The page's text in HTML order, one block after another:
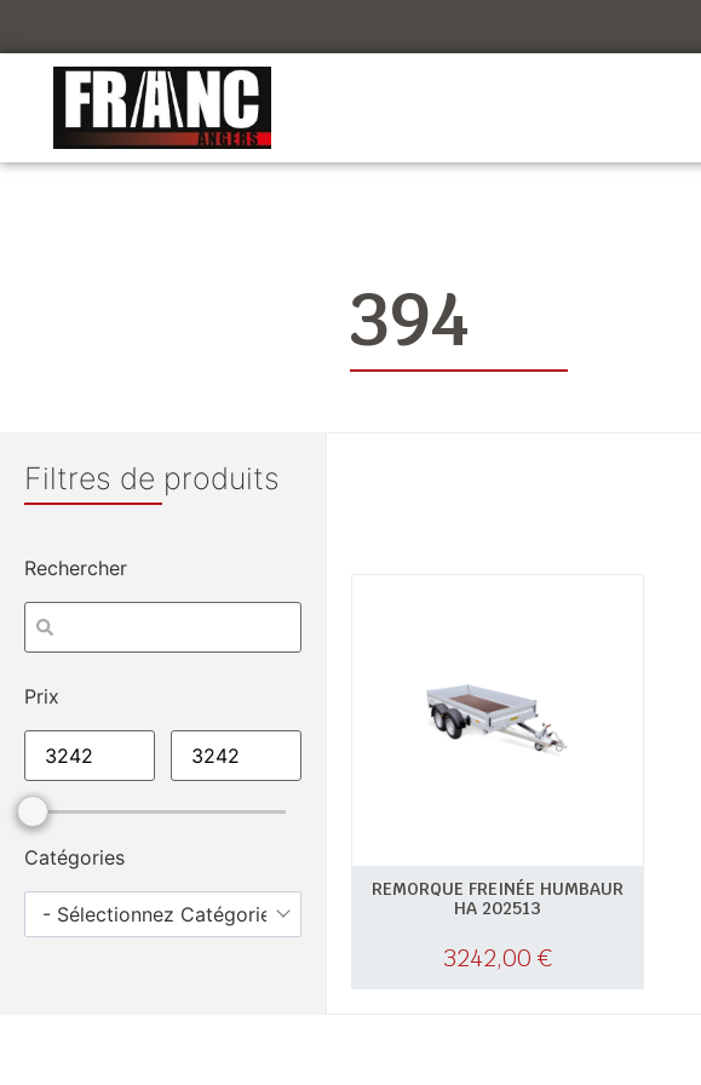
394
Filtres de produits
Rechercher
Prix
Catégories
- Sélectionnez Catégories -
REMORQUE FREINÉE HUMBAUR
HA 202513
3242,00 €